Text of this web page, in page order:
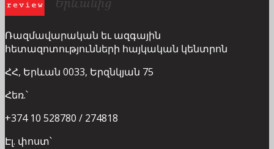
Ռազմավարական եւ ազգային
հետազոտությունների հայկական կենտրոն
ՀՀ, Երևան 0033, Երզնկյան 75
Հեռ.՝
+374 10 528780 / 274818
Էլ. փոստ՝